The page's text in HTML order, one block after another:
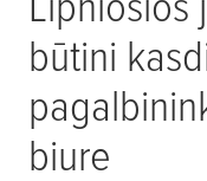
būtini
biure